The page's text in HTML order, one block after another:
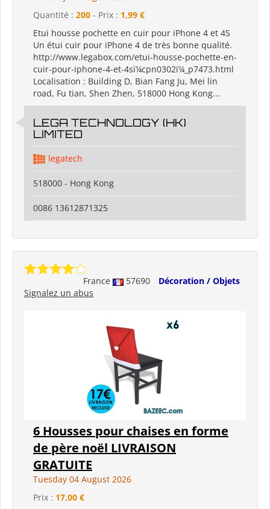
Quantité : 200 - Prix : 1,99 €
Etui housse pochette en cuir pour iPhone 4 et 4S
Un étui cuir pour iPhone 4 de très bonne qualité.
http://www.legabox.com/etui-housse-pochette-en-
cuir-pour-iphone-4-et-4sï¼cpn0302ï¼_p7473.html
Localisation : Building D, Bian Fang Ju, Mei lin
road, Fu tian, Shen Zhen, 518000 Hong Kong...
LEGA TECHNOLOGY (HK)
LIMITED
legatech
518000 - Hong Kong
0086 13612871325
France 57690
Décoration / Objets
Signalez un abus
6 Housses pour chaises en forme
de père noël LIVRAISON
GRATUITE
Tuesday 04 August 2026
Prix : 17,00 €